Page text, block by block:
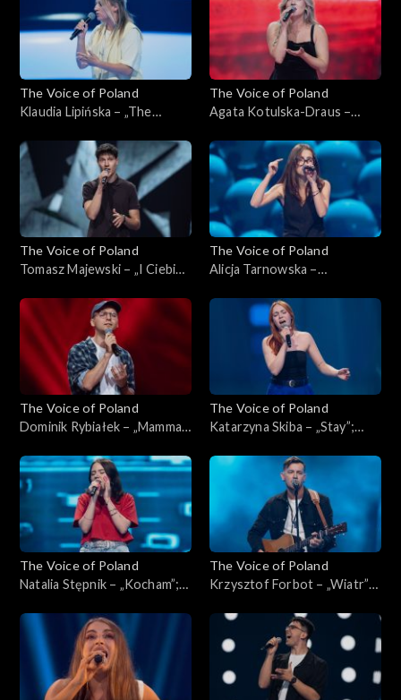
ciemno, 4 października 2025
października 2025
The Voice of Poland
Klaudia Lipińska – „The
Poland”, Przesłuchania w
ciemno, 4 października 2025
The Voice of Poland
Agata Kotulska-Draus –
Poland”, Przesłuchania w
ciemno, 4 października 2025
The Voice of Poland
Tomasz Majewski – „I Ciebie
Poland”, Przesłuchania w
ciemno, 4 października 2025
The Voice of Poland
Alicja Tarnowska –
Poland”, Przesłuchania w
ciemno, 4 października 2025
The Voice of Poland
Dominik Rybiałek – „Mamma
Przesłuchania w ciemno, 4
października 2025
The Voice of Poland
Katarzyna Skiba – „Stay”;
Przesłuchania w ciemno, 4
października 2025
The Voice of Poland
Natalia Stępnik – „Kocham”;
Przesłuchania w ciemno, 27
września 2025
The Voice of Poland
Krzysztof Forbot – „Wiatr”;
Przesłuchania w ciemno, 27
września 2025